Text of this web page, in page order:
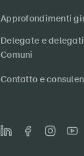
Approfondimenti
Delegate e
Comuni
Contatto e